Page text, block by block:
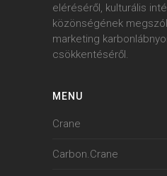
eléréséről, kulturális
közönségének
marketing
csökkentéséről.
MENU
Crane
Carbon.Crane